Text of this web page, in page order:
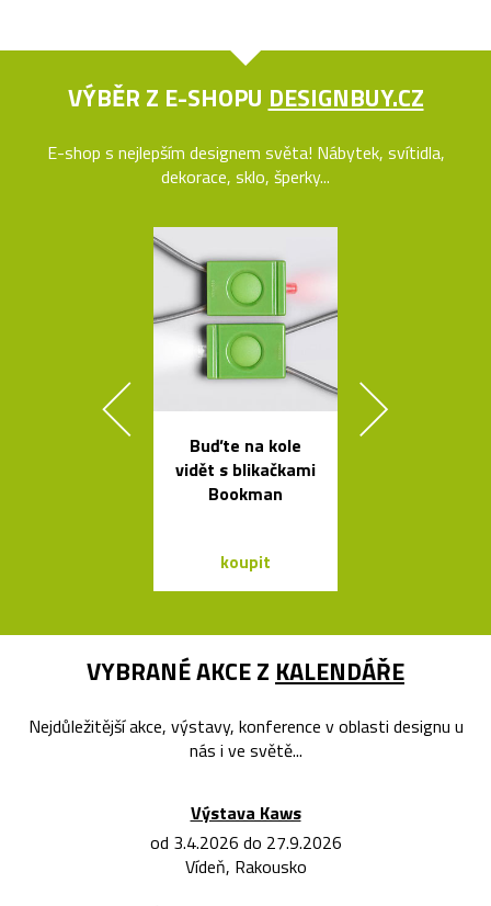
VÝBĚR Z E-SHOPU DESIGNBUY.CZ
E-shop s nejlepším designem světa! Nábytek, svítidla,
dekorace, sklo, šperky...
Buďte na kole
vidět s blikačkami
Bookman
koupit
VYBRANÉ AKCE Z KALENDÁŘE
Nejdůležitější akce, výstavy, konference v oblasti designu u
nás i ve světě...
Výstava Kaws
od 3.4.2026 do 27.9.2026
Vídeň, Rakousko